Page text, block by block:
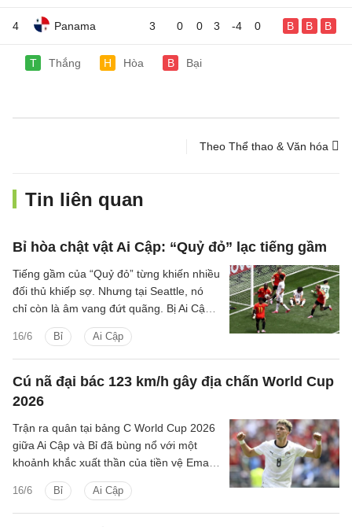
4 Panama 3 0 0 3 -4 0 B B B
T Thắng H Hòa B Bại
Theo Thể thao & Văn hóa
Tin liên quan
Bỉ hòa chật vật Ai Cập: “Quỷ đỏ” lạc tiếng gầm
16/6 Bỉ Ai Cập
Tiếng gầm của “Quỷ đỏ” từng khiến nhiều
đối thủ khiếp sợ. Nhưng tại Seattle, nó
chỉ còn là âm vang đứt quãng. Bị Ai Cập
cầm hòa 1-1 trong trận mở màn bảng G
World Cup 2026, đội tuyển Bỉ đã để lại
những dấu hỏi lớn.
Cú nã đại bác 123 km/h gây địa chấn World Cup
2026
16/6 Bỉ Ai Cập
Trận ra quân tại bảng C World Cup 2026
giữa Ai Cập và Bỉ đã bùng nổ với một
khoảnh khắc xuất thần của tiền vệ Emam
Ashour, giúp đại diện châu Phi tạo nên cú
sốc lớn trước đối thủ được đánh giá cao
hơn.